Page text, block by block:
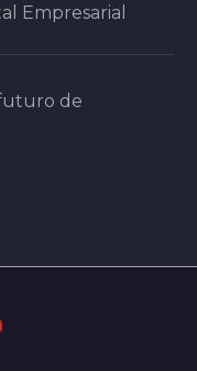
Empresarial
de